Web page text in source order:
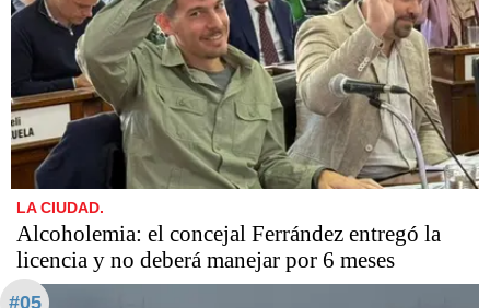
LA CIUDAD.
Alcoholemia: el concejal Ferrández entregó la
licencia y no deberá manejar por 6 meses
#05